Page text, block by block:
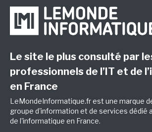
Le site le plus consulté par
professionnels de l’IT et de
en France
LeMondeInformatique.fr est une marque
groupe d'information et de services dédié
de l'informatique en France.